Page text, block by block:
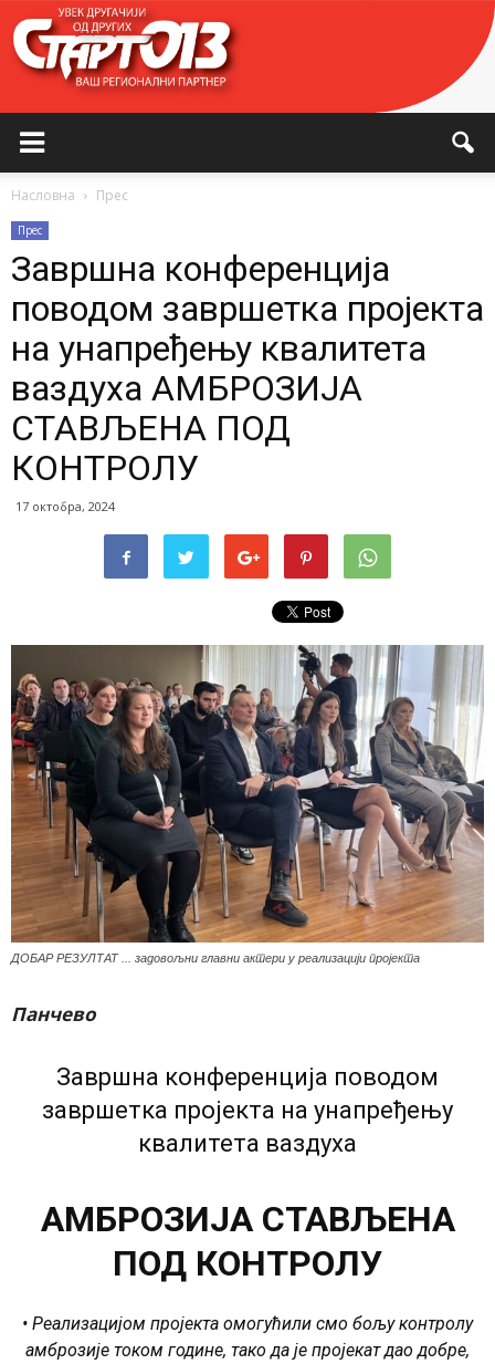
Насловна Прес
Прес
Завршна конференција
поводом завршетка пројекта
на унапређењу квалитета
ваздуха АМБРОЗИЈА
СТАВЉЕНА ПОД
КОНТРОЛУ
17 октобра, 2024
ДОБАР РЕЗУЛТАТ ... задовољни главни актери у реализацији пројекта
Панчево
Завршна конференција поводом
завршетка пројекта на унапређењу
квалитета ваздуха
АМБРОЗИЈА СТАВЉЕНА
ПОД КОНТРОЛУ
• Реализацијом пројекта омогућили смо бољу контролу
амброзије током године, тако да је пројекат дао добре,